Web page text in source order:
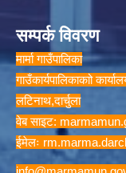
सम्पर्क विवरण
मार्मा गाउँपालिका
गाउँकार्यपालिकाकाो
लटिनाथ,दार्चुला
वेब साइट:
ईमेलः